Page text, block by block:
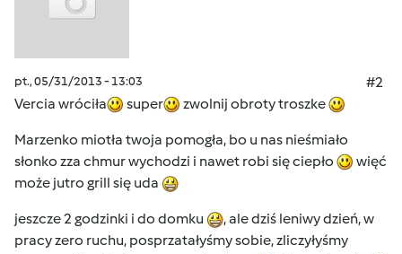
pt., 05/31/2013 - 13:03
#2
Vercia wróciła
super zwolnij obroty troszke
Marzenko miotła twoja pomogła, bo u nas nieśmiało
słonko zza chmur wychodzi i nawet robi się ciepło
więć
może jutro grill się uda
jeszcze 2 godzinki i do domku
, ale dziś leniwy dzień, w
pracy zero ruchu, posprzatałyśmy sobie, zliczyłyśmy